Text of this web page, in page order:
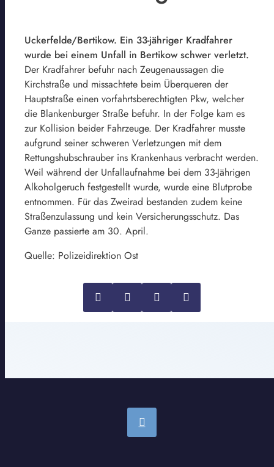
Uckerfelde/Bertikow. Ein 33-jähriger Kradfahrer
wurde bei einem Unfall in Bertikow schwer verletzt.
Der Kradfahrer befuhr nach Zeugenaussagen die
Kirchstraße und missachtete beim Überqueren der
Hauptstraße einen vorfahrtsberechtigten Pkw, welcher
die Blankenburger Straße befuhr. In der Folge kam es
zur Kollision beider Fahrzeuge. Der Kradfahrer musste
aufgrund seiner schweren Verletzungen mit dem
Rettungshubschrauber ins Krankenhaus verbracht werden.
Weil während der Unfallaufnahme bei dem 33-Jährigen
Alkoholgeruch festgestellt wurde, wurde eine Blutprobe
entnommen. Für das Zweirad bestanden zudem keine
Straßenzulassung und kein Versicherungsschutz. Das
Ganze passierte am 30. April.
Quelle: Polizeidirektion Ost